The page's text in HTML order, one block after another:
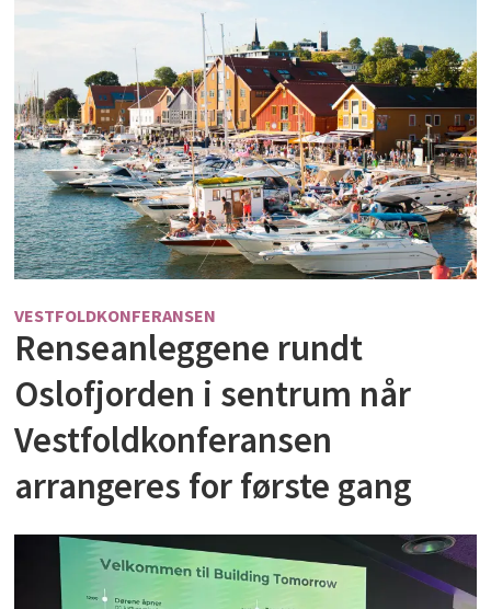
VESTFOLDKONFERANSEN
Renseanleggene rundt
Oslofjorden i sentrum når
Vestfoldkonferansen
arrangeres for første gang